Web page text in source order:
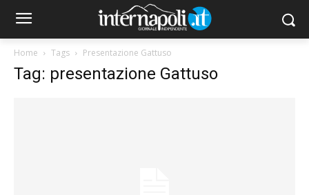
Home Tags Presentazione Gattuso
Tag: presentazione Gattuso